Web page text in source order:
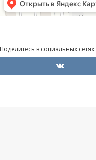
Поделитесь в социальных сетях: